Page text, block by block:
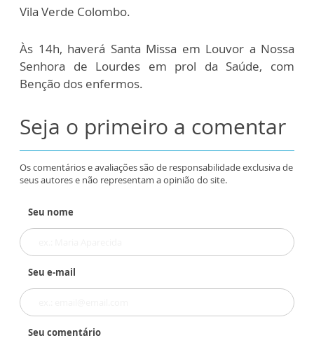
Vila Verde Colombo.
Às 14h, haverá Santa Missa em Louvor a Nossa
Senhora de Lourdes em prol da Saúde, com
Benção dos enfermos.
Seja o primeiro a comentar
Os comentários e avaliações são de responsabilidade exclusiva de
seus autores e não representam a opinião do site.
Seu nome
Seu e-mail
Seu comentário